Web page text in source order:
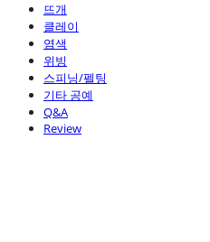
뜨개
클레이
염색
위빙
스피닝/펠팅
기타 공예
Q&A
Review